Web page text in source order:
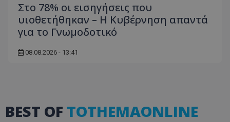
Στο 78% οι εισηγήσεις που
υιοθετήθηκαν – Η Κυβέρνηση απαντά
για το Γνωμοδοτικό
08.08.2026 - 13:41
BEST OF TOTHEMAONLINE
ASP.NET_SessionId
Microsoft Corporation